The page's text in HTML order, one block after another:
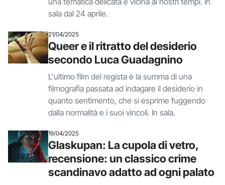
sala dal 24 aprile.
21/04/2025
Queer e il ritratto del desiderio
secondo Luca Guadagnino
L'ultimo film del regista è la summa di una
filmografia passata ad indagare il desiderio in
quanto sentimento, che si esprime fuggendo
dalla normalità e i suoi vincoli. In sala.
19/04/2025
Glaskupan: La cupola di vetro,
recensione: un classico crime
scandinavo adatto ad ogni palato